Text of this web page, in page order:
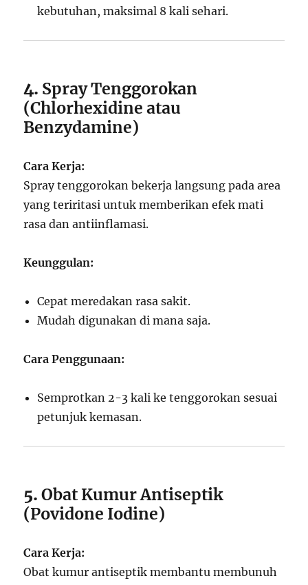
kebutuhan, maksimal 8 kali sehari.
4. Spray Tenggorokan
(Chlorhexidine atau
Benzydamine)
Cara Kerja:
Spray tenggorokan bekerja langsung pada area
yang teriritasi untuk memberikan efek mati
rasa dan antiinflamasi.
Keunggulan:
Cepat meredakan rasa sakit.
Mudah digunakan di mana saja.
Cara Penggunaan:
Semprotkan 2-3 kali ke tenggorokan sesuai
petunjuk kemasan.
5.Obat Kumur Antiseptik
(Povidone Iodine)
Cara Kerja:
Obat kumur antiseptik membantu membunuh